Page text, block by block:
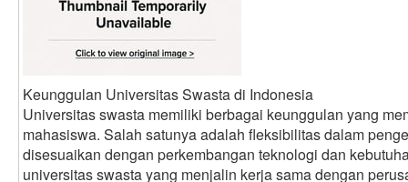
Keunggulan Universitas Swasta di Indonesia
Universitas swasta memiliki berbagai keunggulan yang
mahasiswa. Salah satunya adalah fleksibilitas dalam
disesuaikan dengan perkembangan teknologi dan
universitas swasta yang menjalin kerja sama dengan